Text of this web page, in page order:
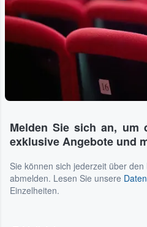
Melden Sie sich an, um
exklusive Angebote und
Sie können sich jederzeit über
abmelden. Lesen Sie unsere
Einzelheiten.